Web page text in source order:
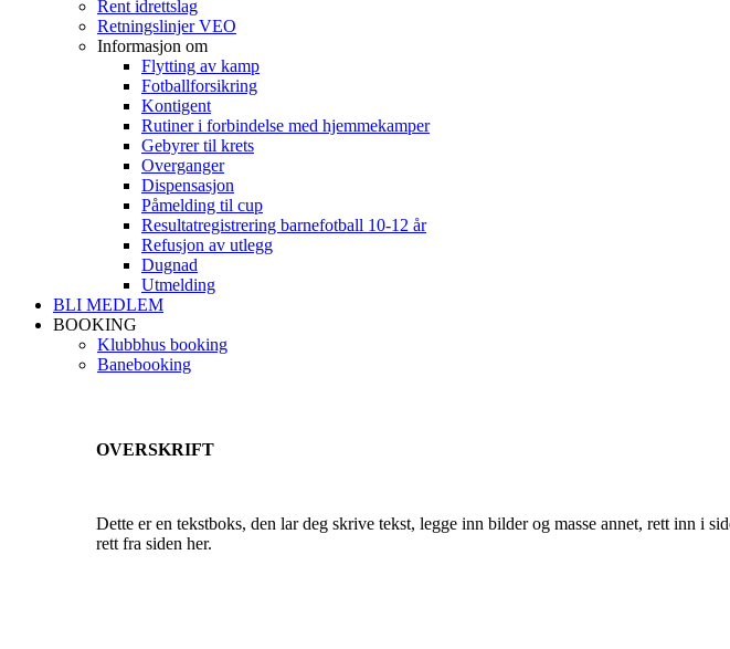
Rent idrettslag
Retningslinjer VEO
Informasjon om
Flytting av kamp
Fotballforsikring
Kontigent
Rutiner i forbindelse med hjemmekamper
Gebyrer til krets
Overganger
Dispensasjon
Påmelding til cup
Resultatregistrering barnefotball 10-12 år
Refusjon av utlegg
Dugnad
Utmelding
BLI MEDLEM
BOOKING
Klubbhus booking
Banebooking
OVERSKRIFT
Dette er en tekstboks, den lar deg skrive tekst, legge inn bilder og masse annet, rett inn
rett fra siden her.